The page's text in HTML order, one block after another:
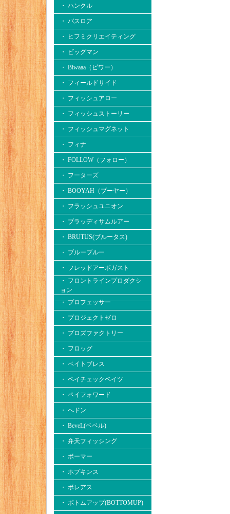
・ ハンクル
・ バスロア
・ ヒフミクリエイティング
・ ビッグマン
・ Biwaaa（ビワー）
・ フィールドサイド
・ フィッシュアロー
・ フィッシュストーリー
・ フィッシュマグネット
・ フィナ
・ FOLLOW（フォロー）
・ フーターズ
・ BOOYAH（ブーヤー）
・ フラッシュユニオン
・ ブラッディサムルアー
・ BRUTUS(ブルータス)
・ ブルーブルー
・ フレッドアーボガスト
・ フロントラインプロダクシ
ョン
・ プロフェッサー
・ プロジェクトゼロ
・ プロズファクトリー
・ フロッグ
・ ベイトブレス
・ ペイチェックベイツ
・ ペイフォワード
・ へドン
・ BeveL(ベベル)
・ 弁天フィッシング
・ ボーマー
・ ホプキンス
・ ボレアス
・ ボトムアップ(BOTTOMUP)